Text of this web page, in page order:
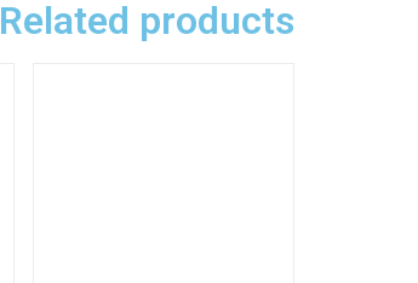
Related products